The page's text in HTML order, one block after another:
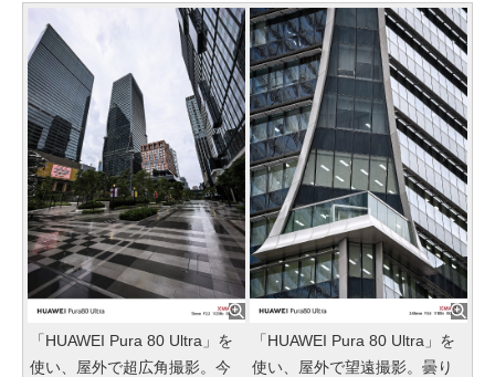
「HUAWEI Pura 80 Ultra」を
使い、屋外で超広角撮影。今
「HUAWEI Pura 80 Ultra」を
使い、屋外で望遠撮影。曇り